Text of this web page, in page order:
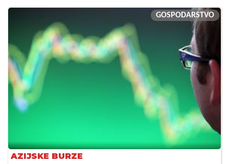
GOSPODARSTVO
AZIJSKE BURZE